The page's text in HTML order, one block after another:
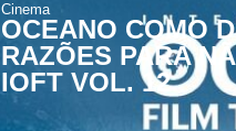
Cinema
OCEANO COMO
RAZÕES PARA
IOFT VOL. 12